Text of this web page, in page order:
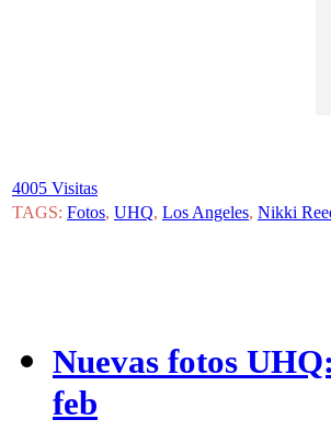
4005 Visitas
TAGS: Fotos, UHQ, Los Angeles, Nikki
Nuevas fotos
feb